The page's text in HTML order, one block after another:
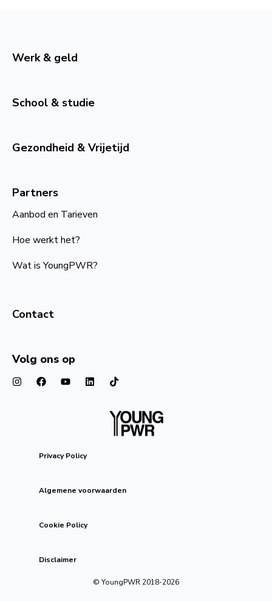
Werk & geld
School & studie
Gezondheid & Vrijetijd
Partners
Aanbod en Tarieven
Hoe werkt het?
Wat is YoungPWR?
Contact
Volg ons op
Privacy Policy
Algemene voorwaarden
Cookie Policy
Disclaimer
© YoungPWR 2018-2026